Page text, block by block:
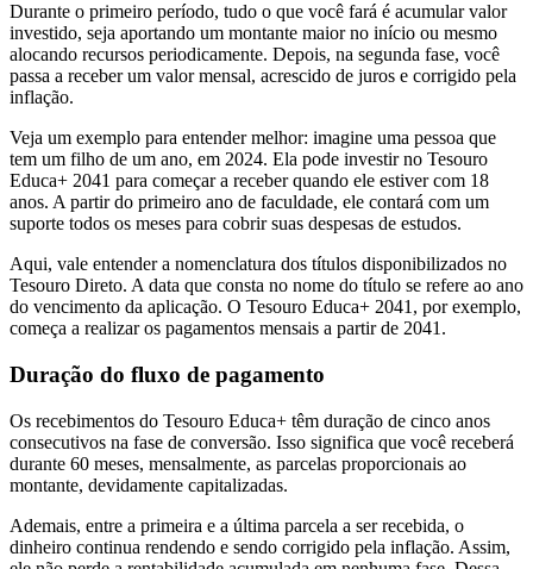
Durante o primeiro período, tudo o que você fará é acumular valor
investido, seja aportando um montante maior no início ou mesmo
alocando recursos periodicamente. Depois, na segunda fase, você
passa a receber um valor mensal, acrescido de juros e corrigido pela
inflação.
Veja um exemplo para entender melhor: imagine uma pessoa que
tem um filho de um ano, em 2024. Ela pode investir no Tesouro
Educa+ 2041 para começar a receber quando ele estiver com 18
anos. A partir do primeiro ano de faculdade, ele contará com um
suporte todos os meses para cobrir suas despesas de estudos.
Aqui, vale entender a nomenclatura dos títulos disponibilizados no
Tesouro Direto. A data que consta no nome do título se refere ao ano
do vencimento da aplicação. O Tesouro Educa+ 2041, por exemplo,
começa a realizar os pagamentos mensais a partir de 2041.
Duração do fluxo de pagamento
Os recebimentos do Tesouro Educa+ têm duração de cinco anos
consecutivos na fase de conversão. Isso significa que você receberá
durante 60 meses, mensalmente, as parcelas proporcionais ao
montante, devidamente capitalizadas.
Ademais, entre a primeira e a última parcela a ser recebida, o
dinheiro continua rendendo e sendo corrigido pela inflação. Assim,